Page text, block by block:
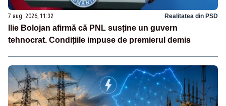
7 aug. 2026, 11:32 Realitatea din PSD
Ilie Bolojan afirmă că PNL susține un guvern
tehnocrat. Condițiile impuse de premierul demis